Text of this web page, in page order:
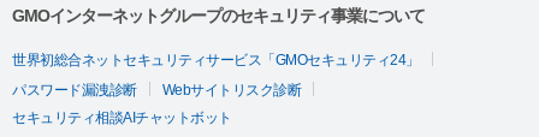
GMOインターネットグループのセキュリティ事業について
世界初総合ネットセキュリティサービス「GMOセキュリティ24」
パスワード漏洩診断
Webサイトリスク診断
セキュリティ相談AIチャットボット